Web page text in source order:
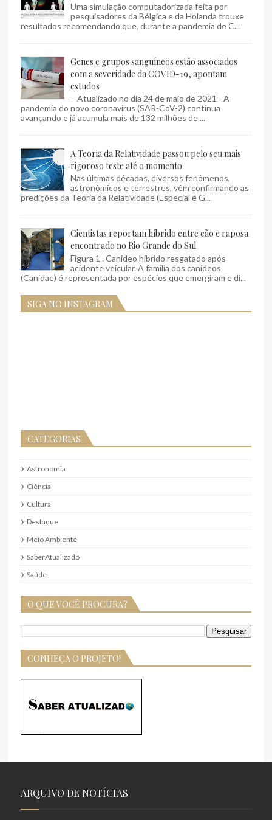
Uma simulação computadorizada feita por
pesquisadores da Bélgica e da Holanda trouxe
resultados recomendando que, durante a pandemia de C...
Genes e grupos sanguíneos estão associados
com a severidade da COVID-19, apontam
estudos
- Atualizado no dia 24 de maio de 2021 - A
pandemia do novo coronavírus (SAR-CoV-2) continua
avançando e já acumula mais de 132 milhões de ...
A Teoria da Relatividade passou pelo seu mais
rigoroso teste até o momento
Nas últimas décadas, diversos fenômenos,
astronômicos e terrestres, vêm confirmando as
predições da Teoria da Relatividade (Especial e G...
Cientistas reportam híbrido entre cão e raposa
encontrado no Rio Grande do Sul
Figura 1 . Canídeo híbrido resgatado após
acidente veicular. A família dos canídeos
(Canidae) é representada por espécies que emergiram e di...
SIGA NO INSTAGRAM
CATEGORIAS
Astronomia
Ciência
Cultura
Destaque
Meio Ambiente
SaberAtualizado
Saúde
O QUE VOCÊ PROCURA?
CONHEÇA O PROJETO!
ARQUIVO DE NOTÍCIAS